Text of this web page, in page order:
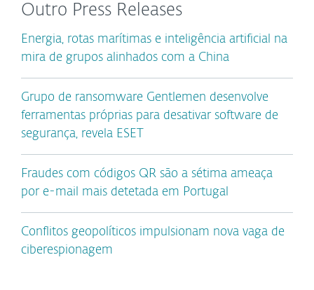
Outro Press Releases
Energia, rotas marítimas e inteligência artificial na
mira de grupos alinhados com a China
Grupo de ransomware Gentlemen desenvolve
ferramentas próprias para desativar software de
segurança, revela ESET
Fraudes com códigos QR são a sétima ameaça
por e-mail mais detetada em Portugal
Conflitos geopolíticos impulsionam nova vaga de
ciberespionagem